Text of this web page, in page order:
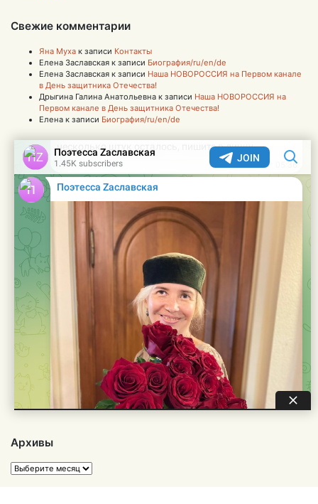
Свежие комментарии
Яна Муха к записи Контакты
Елена Заславская к записи Биография/ru/en/de
Елена Заславская к записи Наша НОВОРОССИЯ на Первом канале
в День защитника Отечества!
Дрыгина Галина Анатольевна к записи Наша НОВОРОССИЯ на
Первом канале в День защитника Отечества!
Елена к записи Биография/ru/en/de
Архивы
Архивы